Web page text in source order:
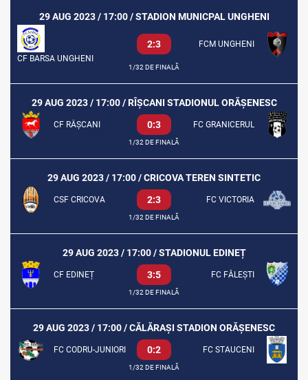
29 AUG 2023 / 17:00 / STADION MUNICPAL UNGHENI
CF BARSA UNGHENI
2:3 FCM UNGHENI
1/32 DE FINALĂ
29 AUG 2023 / 17:00 / RÎȘCANI STADIONUL ORĂȘENESC
CF RÂȘCANI 0:3 FC GRANICERUL
1/32 DE FINALĂ
29 AUG 2023 / 17:00 / CRICOVA TEREN SINTETIC
CSF CRICOVA 2:3 FC VICTORIA
1/32 DE FINALĂ
29 AUG 2023 / 17:00 / STADIONUL EDINEȚ
CF EDINEȚ 3:5 FC FĂLEȘTI
1/32 DE FINALĂ
29 AUG 2023 / 17:00 / CĂLĂRAȘI STADION ORĂȘENESC
FC CODRU-JUNIORI 0:2 FC STAUCENI
1/32 DE FINALĂ